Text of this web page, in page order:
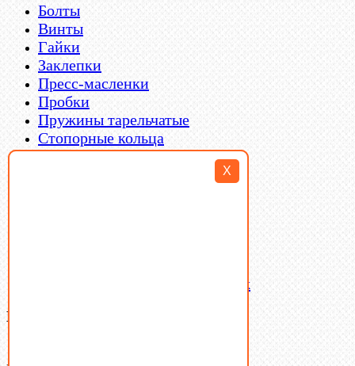
X
Болты
Винты
Гайки
Заклепки
Пресс-масленки
Пробки
Пружины тарельчатые
Стопорные кольца
Такелаж
Латунный и бронзовый крепеж
Ваша корзина